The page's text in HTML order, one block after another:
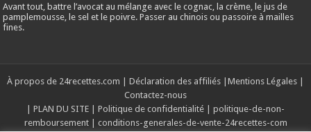
Avant tout, battre l’avocat au mélange avec le cognac, la crème, le jus de
pamplemousse, le sel et le poivre. Passer au chinois ou passoire à mailles
fines.
À propos de 24recettes.com | Déclaration des affiliés | Mentions Légales |
Contactez-nous
| PLAN DU SITE | Politique de confidentialité | politique-de-non-
remboursement| conditions-generales-de-vente-24recettes-com